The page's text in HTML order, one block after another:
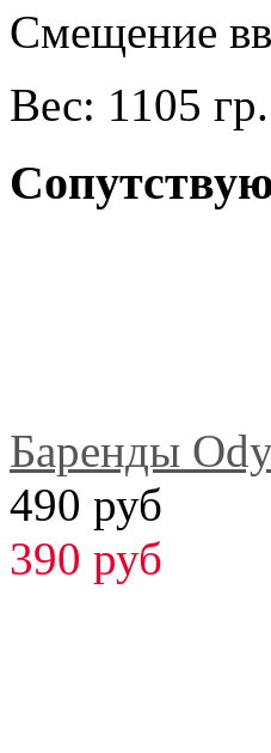
Смещение
Вес: 1105
Баренды
490 руб
390 руб